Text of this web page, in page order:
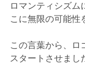
ロマンティシズム
こに無限の可能性
この言葉から、ロ
スタートさせまし